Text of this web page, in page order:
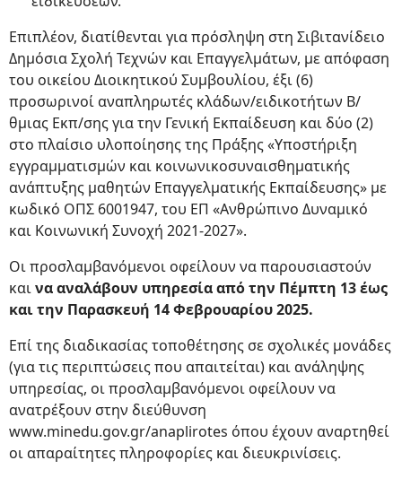
Επιπλέον, διατίθενται για πρόσληψη στη Σιβιτανίδειο
Δημόσια Σχολή Τεχνών και Επαγγελμάτων, με απόφαση
του οικείου Διοικητικού Συμβουλίου, έξι (6)
προσωρινοί αναπληρωτές κλάδων/ειδικοτήτων Β/
θμιας Εκπ/σης για την Γενική Εκπαίδευση και δύο (2)
στο πλαίσιο υλοποίησης της Πράξης «Υποστήριξη
εγγραμματισμών και κοινωνικοσυναισθηματικής
ανάπτυξης μαθητών Επαγγελματικής Εκπαίδευσης» με
κωδικό ΟΠΣ 6001947, του ΕΠ «Ανθρώπινο Δυναμικό
και Κοινωνική Συνοχή 2021-2027».
Οι προσλαμβανόμενοι οφείλουν να παρουσιαστούν
καινα αναλάβουν υπηρεσία από την Πέμπτη 13 έως
και την Παρασκευή 14 Φεβρουαρίου 2025.
Επί της διαδικασίας τοποθέτησης σε σχολικές μονάδες
(για τις περιπτώσεις που απαιτείται) και ανάληψης
υπηρεσίας, οι προσλαμβανόμενοι οφείλουν να
ανατρέξουν στην διεύθυνση
www.minedu.gov.gr/anaplirotes όπου έχουν αναρτηθεί
οι απαραίτητες πληροφορίες και διευκρινίσεις.